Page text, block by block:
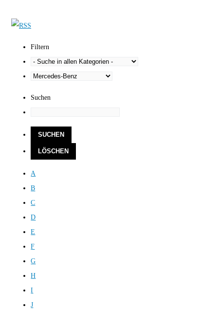
Filtern
Suchen
A
B
C
D
E
F
G
H
I
J